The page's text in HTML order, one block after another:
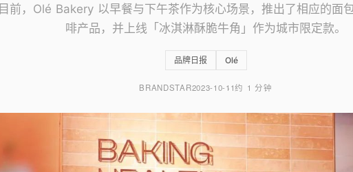
目前，Olé Bakery 以早餐与下午茶作为核心场景，推出了相应的面
啡产品，并上线「冰淇淋酥脆牛角」作为城市限定款。
品牌日报 Olé
BRANDSTAR2023-10-11约 1 分钟